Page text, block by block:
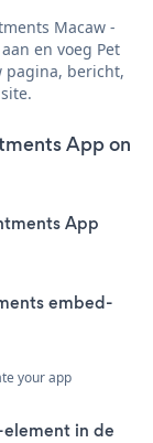
Macaw -
en voeg Pet
pagina, bericht,
App on
App
embed-
your app
in de